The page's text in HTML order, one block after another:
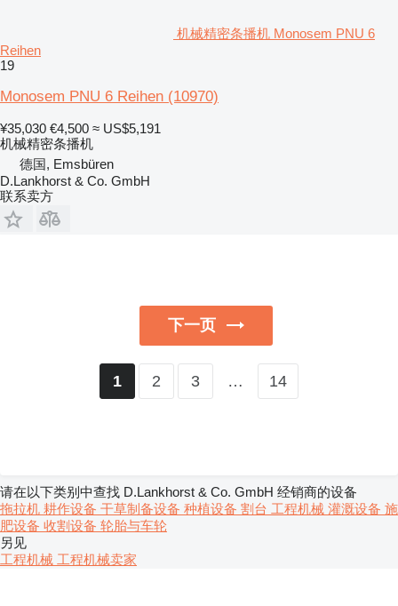
机械精密条播机 Monosem PNU 6
Reihen
19
Monosem PNU 6 Reihen (10970)
¥35,030 €4,500 ≈ US$5,191
机械精密条播机
德国, Emsbüren
D.Lankhorst & Co. GmbH
联系卖方
下一页
1 2 3 … 14
请在以下类别中查找 D.Lankhorst & Co. GmbH 经销商的设备
拖拉机 耕作设备 干草制备设备 种植设备 割台 工程机械 灌溉设备 施
肥设备 收割设备 轮胎与车轮
另见
工程机械 工程机械卖家